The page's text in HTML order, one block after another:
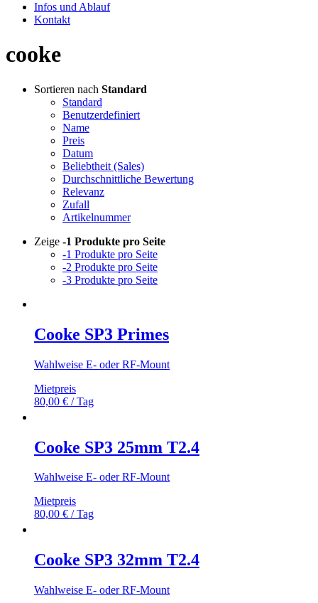
Infos und Ablauf
Kontakt
cooke
Sortieren nach Standard
Standard
Benutzerdefiniert
Name
Preis
Datum
Beliebtheit (Sales)
Durchschnittliche Bewertung
Relevanz
Zufall
Artikelnummer
Zeige -1 Produkte pro Seite
-1 Produkte pro Seite
-2 Produkte pro Seite
-3 Produkte pro Seite
Cooke SP3 Primes
Wahlweise E- oder RF-Mount
Mietpreis
80,00 € / Tag
Cooke SP3 25mm T2.4
Wahlweise E- oder RF-Mount
Mietpreis
80,00 € / Tag
Cooke SP3 32mm T2.4
Wahlweise E- oder RF-Mount